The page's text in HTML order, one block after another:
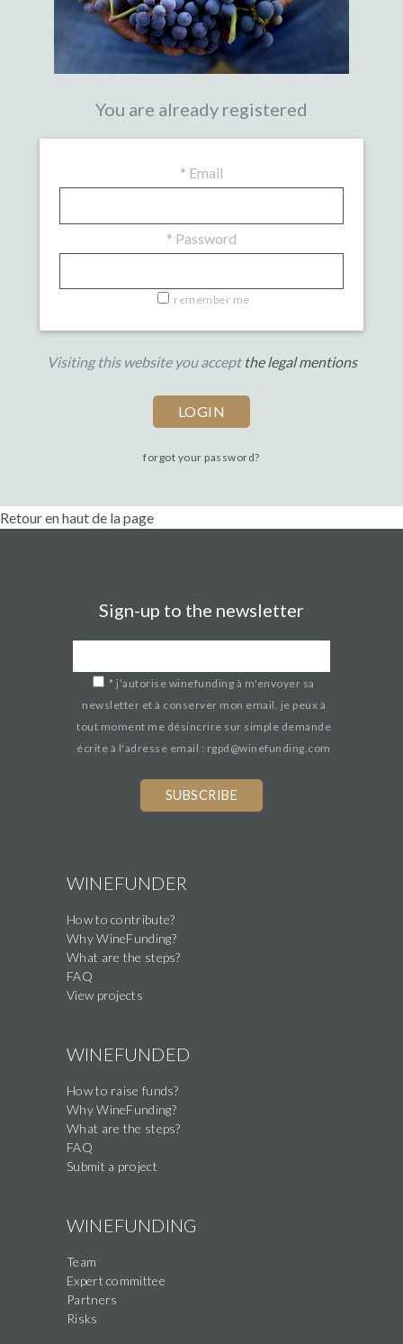
You are already registered
* Email
* Password
remember me
Visiting this website you accept the legal mentions
forgot your password?
Retour en haut de la page
Sign-up to the newsletter
* j’autorise winefunding à m'envoyer sa
newsletter et à conserver mon email. je peux à
tout moment me désincrire sur simple demande
écrite à l'adresse email : rgpd@winefunding.com
this
field
WINEFUNDER
How to contribute?
Why WineFunding?
What are the steps?
FAQ
View projects
WINEFUNDED
How to raise funds?
Why WineFunding?
What are the steps?
FAQ
Submit a project
WINEFUNDING
Team
Expert committee
Partners
Risks